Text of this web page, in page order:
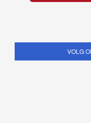
VOLG